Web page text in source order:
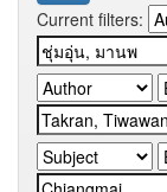
Current filters: